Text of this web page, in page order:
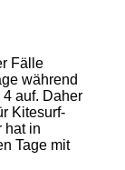
Fälle
während
auf. Daher
Kitesurf-
hat in
Tage mit